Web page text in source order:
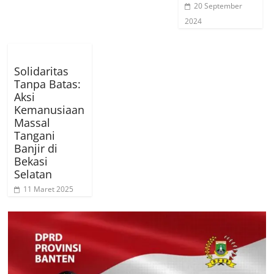
20 September
2024
Solidaritas
Tanpa Batas:
Aksi
Kemanusiaan
Massal
Tangani
Banjir di
Bekasi
Selatan
11 Maret 2025